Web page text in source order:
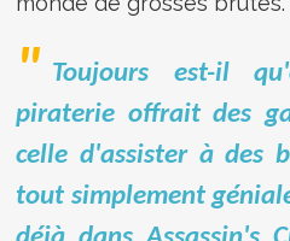
Toujours est-il
piraterie offrait des
celle d'assister à des
tout simplement